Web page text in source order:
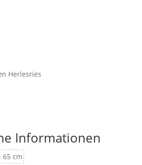
Herlesries
Informationen
65 cm